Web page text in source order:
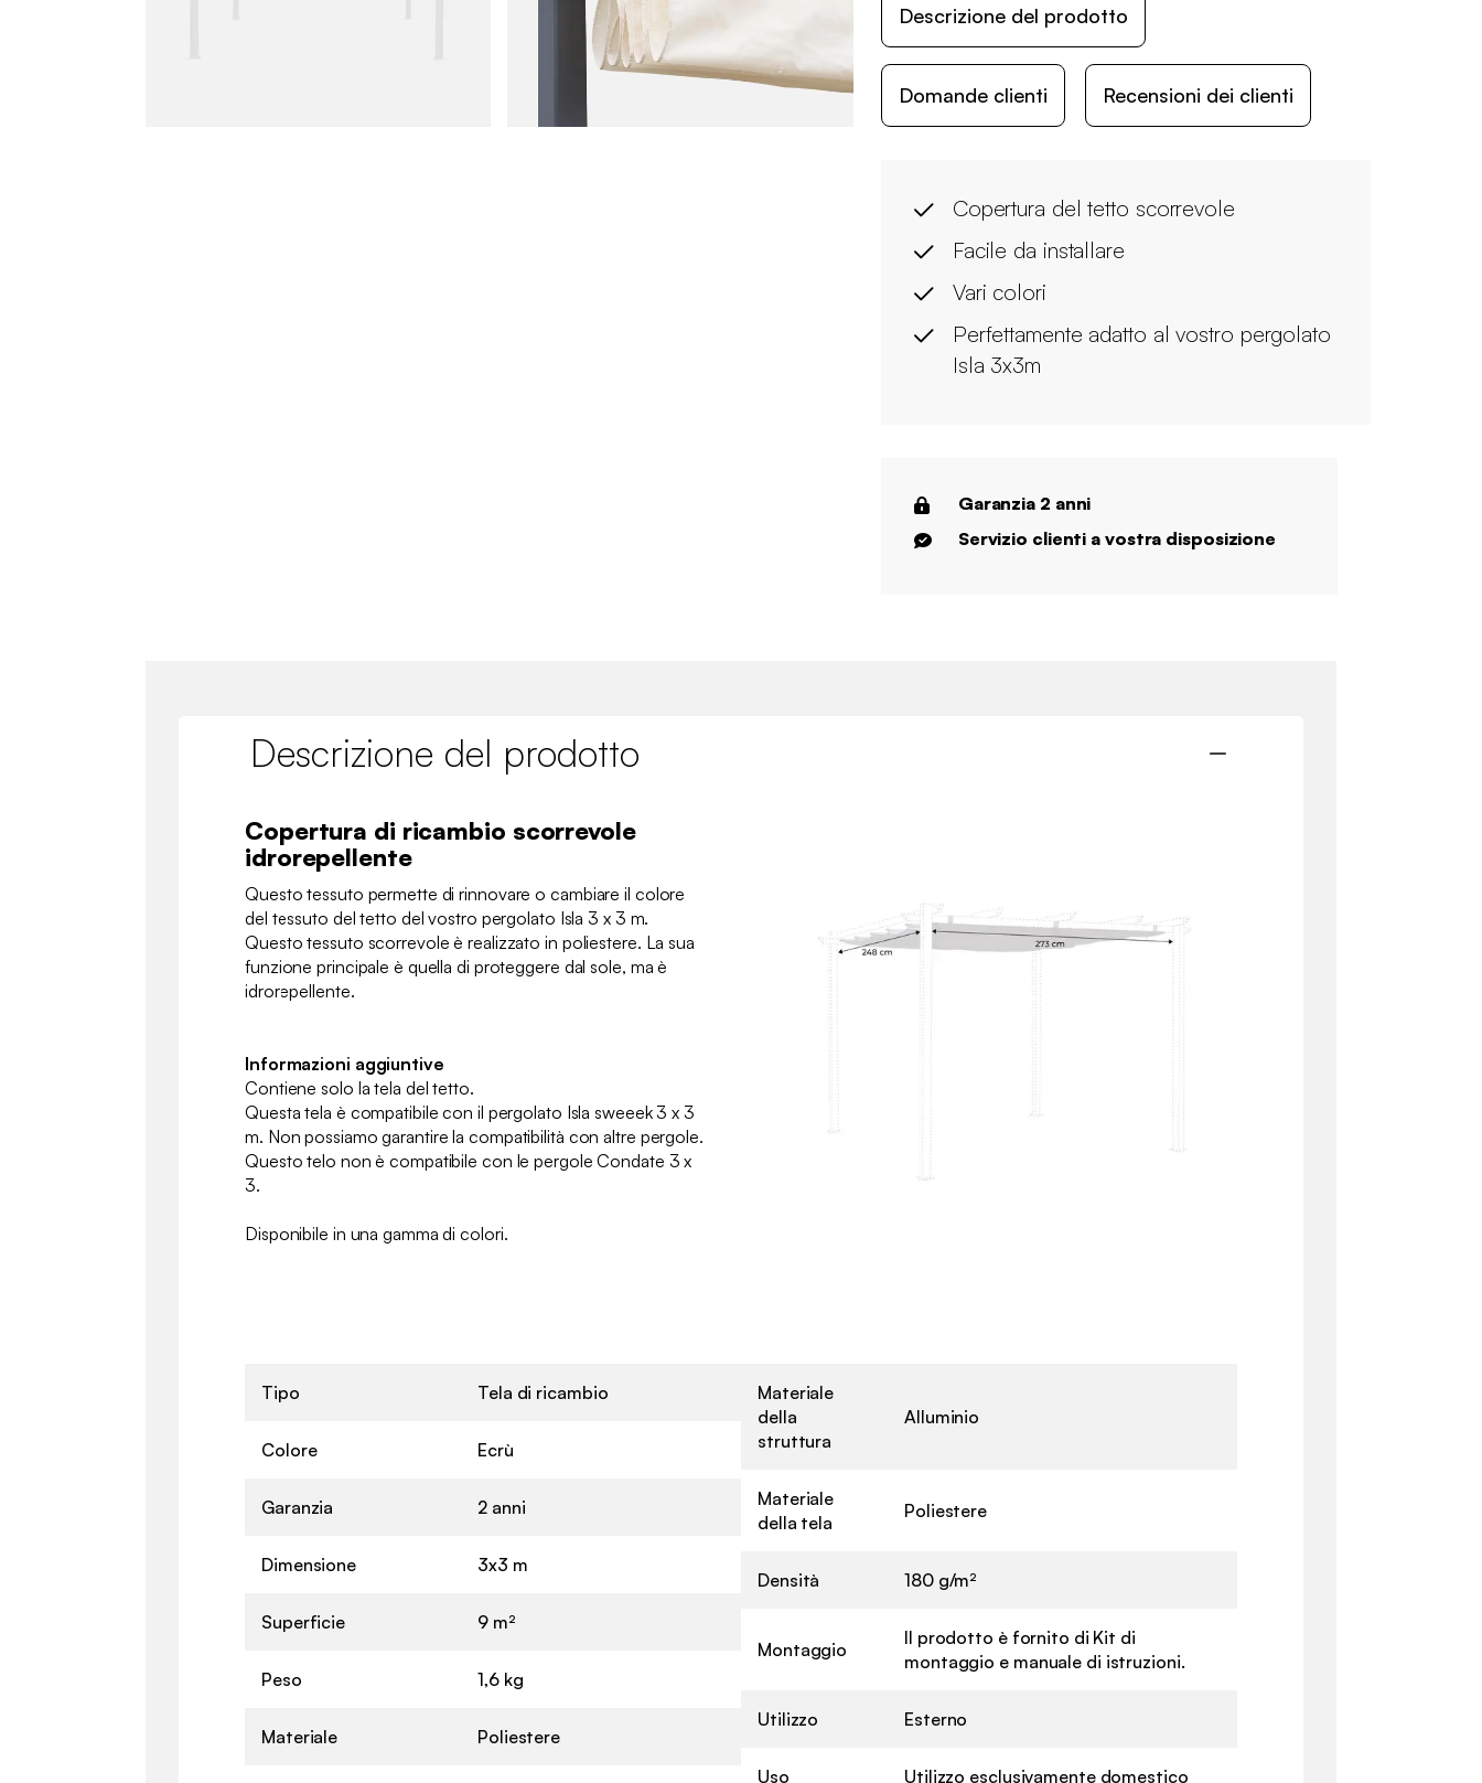
Descrizione del prodotto
Domande clienti Recensioni dei clienti
Copertura del tetto scorrevole
Facile da installare
Vari colori
Perfettamente adatto al vostro pergolato
Isla 3x3m
Garanzia 2 anni
Servizio clienti a vostra disposizione
Descrizione del prodotto
Copertura di ricambio scorrevole
idrorepellente
Questo tessuto permette di rinnovare o cambiare il colore
del tessuto del tetto del vostro pergolato Isla 3 x 3 m.
Questo tessuto scorrevole è realizzato in poliestere. La sua
funzione principale è quella di proteggere dal sole, ma è
idrorepellente.
Informazioni aggiuntive
Contiene solo la tela del tetto.
Questa tela è compatibile con il pergolato Isla sweeek 3 x 3
m. Non possiamo garantire la compatibilità con altre pergole.
Questo telo non è compatibile con le pergole Condate 3 x
3.
Disponibile in una gamma di colori.
Tipo Tela di ricambio
Colore Ecrù
Garanzia 2 anni
Dimensione 3x3 m
Superficie 9 m²
Peso 1,6 kg
Materiale Poliestere
Materiale
della
struttura
Alluminio
Materiale
della tela
Poliestere
Densità 180 g/m²
Montaggio
Il prodotto è fornito di Kit di
montaggio e manuale di istruzioni.
Utilizzo Esterno
Uso Utilizzo esclusivamente domestico